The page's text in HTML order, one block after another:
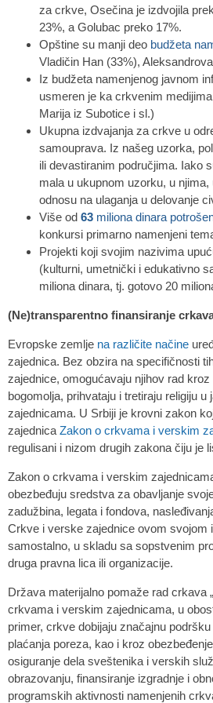
za crkve, Osečina je izdvojila
23%, a Golubac preko 17%.
Opštine su manji deo budžeta
Vladičin Han (33%),
Iz budžeta namenjenog javnom
usmeren je ka crkvenim
Marija iz Subotice i sl.)
Ukupna izdvajanja za crkve u
samouprava. Iz našeg uzorka,
ili devastiranim područjima. Iako
mala u ukupnom uzorku, u
odnosu na ulaganja u delovanje
Više od 63 miliona dinara
konkursi primarno namenjeni
Projekti koji svojim nazivima
(kulturni, umetnički i edukativno
miliona dinara, tj. gotovo 20
(Ne)transparentno finansiranje
Evropske zemlje na različite načine
zajednica. Bez obzira na specifičnosti
zajednice, omogućavaju njihov rad
bogomolјa, prihvataju i tretiraju religiju
zajednicama. U Srbiji je krovni zakon
zajednica Zakon o crkvama i verskim
regulisani i nizom drugih zakona čiju je
Zakon o crkvama i verskim
obezbeđuju sredstva za obavljanje
zadužbina, legata i fondova,
Crkve i verske zajednice ovom
samostalno, u skladu sa sopstvenim
druga pravna lica ili organizacije.
Država materijalno pomaže rad crkava
crkvama i verskim zajednicama, u
primer, crkve dobijaju značajnu
plaćanja poreza, kao i kroz
osiguranje dela sveštenika i verskih
obrazovanju, finansiranje izgradnje i
programskih aktivnosti namenjenih